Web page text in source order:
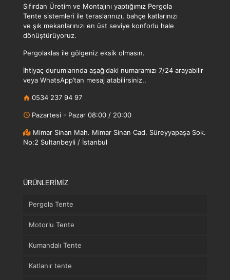
Sıfırdan Üretim ve Montajını yaptığımız Pergola
Tente sistemleri ile teraslarınızı, bahçe katlarınızı
ve şık mekanlarınızı en üst seviye konforlu hale
dönüştürüyoruz.
Pergolaklas ile gölgeniz eksik olmasın.
İhtiyaç durumlarında aşağıdaki numaramızı 7/24 arayabilir
veya WhatsApp’tan mesaj atabilirsiniz..
0534 237 94 97
Pazartesi - Pazar 08:00 / 20:00
Mimar Sinan Mah. Mimar Sinan Cad. Süreyyapaşa Sok.
No:2 Sultanbeyli / İstanbul
ÜRÜNLERİMİZ
Pergola Tente
Motorlu Tente
Kumandalı Tente
Katlanır tente